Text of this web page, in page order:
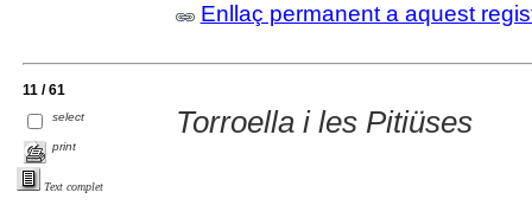
Enllaç permanent a aquest
11 / 61
select
print
Text complet
Torroella i les Pitiüses